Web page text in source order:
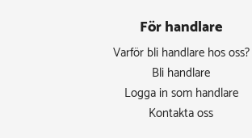
För handlare
Varför bli handlare hos oss?
Bli handlare
Logga in som handlare
Kontakta oss